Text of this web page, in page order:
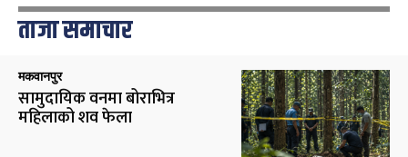
ताजा समाचार
मकवानपुर
सामुदायिक वनमा बोराभित्र
महिलाको शव फेला